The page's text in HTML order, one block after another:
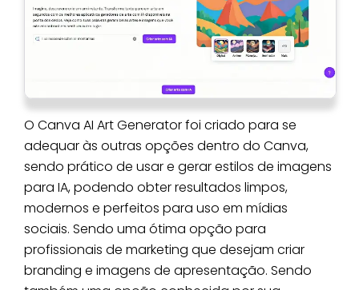
O Canva AI Art Generator foi criado para se
adequar às outras opções dentro do Canva,
sendo prático de usar e gerar estilos de imagens
para IA, podendo obter resultados limpos,
modernos e perfeitos para uso em mídias
sociais. Sendo uma ótima opção para
profissionais de marketing que desejam criar
branding e imagens de apresentação. Sendo